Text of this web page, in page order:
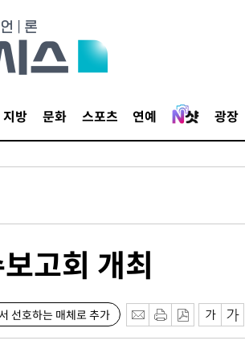
지방 문화 스포츠 연예 광장
고회 개최
선호하는 매체로 추가